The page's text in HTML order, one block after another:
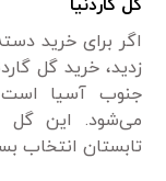
گل گاردنیا
اگر برای خرید
زدید، خرید گل
جنوب آسیا است
می‌شود. این گل
تابستان انتخاب